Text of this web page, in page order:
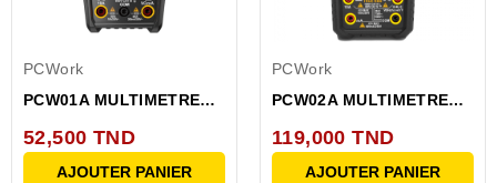
PCWork
PCW01A MULTIMETRE
52,500 TND
AJOUTER PANIER
PCWork
PCW02A MULTIMETRE
pts,...
119,000 TND
AJOUTER PANIER